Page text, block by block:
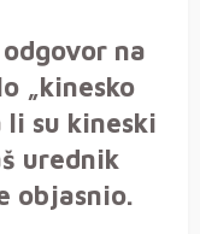
na
„kinesko
li su kineski
urednik
objasnio.